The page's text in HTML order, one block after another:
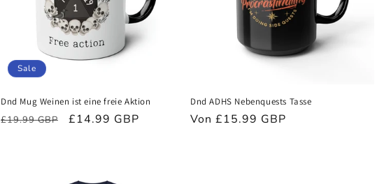
Sale
Dnd Mug Weinen ist eine freie Aktion
Normaler
£19.99 GBP Verkaufspreis
£14.99 GBP
Dnd ADHS Nebenquests Tasse
Normaler
Von £15.99 GBP